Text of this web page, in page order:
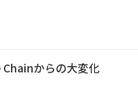
Chainからの大変化